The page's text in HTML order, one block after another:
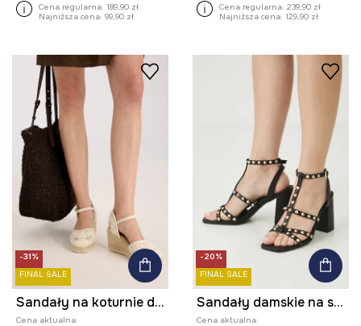
Cena regularna: 189,90 zł
Najniższa cena: 99,90 zł
Cena regularna: 239,90 zł
Najniższa cena: 129,90 zł
-31%
FINAL SALE
Sandały na koturnie damskie espadrylowe
Cena aktualna:
-20%
FINAL SALE
Sandały damskie na słupku z aplikacją kolor czarny
Cena aktualna: